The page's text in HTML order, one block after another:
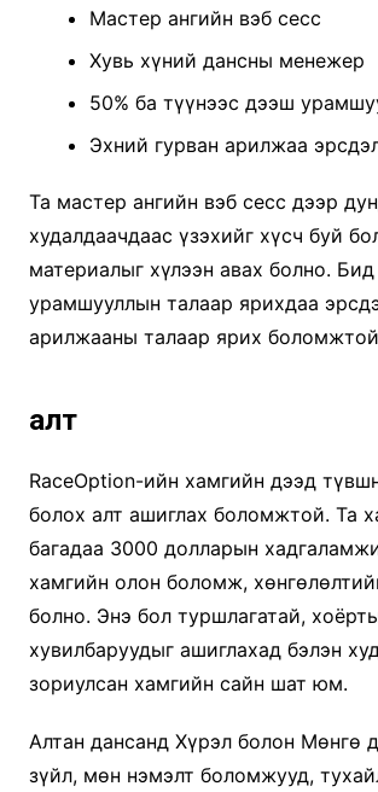
Мастер ангийн вэб сесс
Хувь хүний дансны менежер
50% ба түүнээс дээш
Эхний гурван арилжаа
Та мастер ангийн вэб сесс дээр
худалдаачдаас үзэхийг хүсч буй
материалыг хүлээн авах болно.
урамшууллын талаар ярихдаа
арилжааны талаар ярих
алт
RaceOption-ийн хамгийн дээд
болох алт ашиглах боломжтой. Та
багадаа 3000 долларын
хамгийн олон боломж,
болно. Энэ бол туршлагатай,
хувилбаруудыг ашиглахад бэлэн
зориулсан хамгийн сайн шат юм.
Алтан дансанд Хүрэл болон Мөнгө
зүйл, мөн нэмэлт боломжууд,